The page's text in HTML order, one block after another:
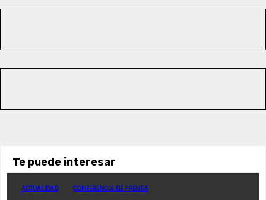
Te puede interesar
ACTUALIDAD CONFERENCIA DE PRENSA